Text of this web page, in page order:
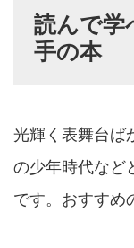
読んで学
手の本
光輝く表舞台ば
の少年時代など
です。おすすめ